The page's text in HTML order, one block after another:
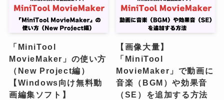
「MiniTool
MovieMaker」の使い方
（New Project編）
【Windows向け無料動
画編集ソフト】
【画像大量】
「MiniTool
MovieMaker」で動画に
音楽（BGM）や効果音
（SE）を追加する方法